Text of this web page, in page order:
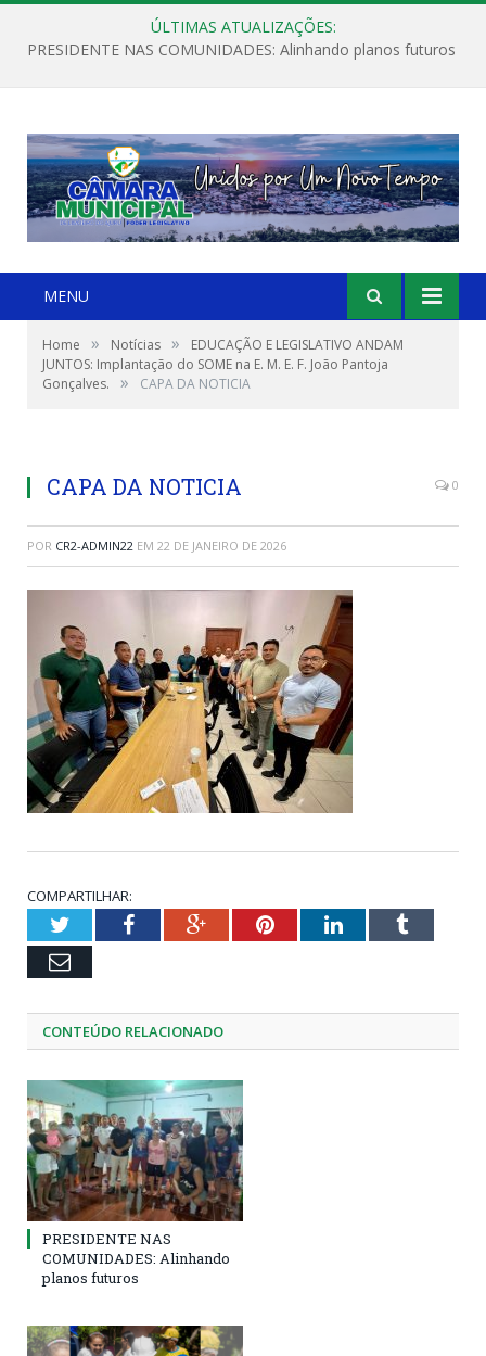
ÚLTIMAS ATUALIZAÇÕES:
PRESIDENTE NAS COMUNIDADES: Alinhando planos futuros
MENU
Home » Notícias »
EDUCAÇÃO E LEGISLATIVO ANDAM
JUNTOS: Implantação do SOME na E. M. E. F. João Pantoja
Gonçalves.
» CAPA DA NOTICIA
CAPA DA NOTICIA 0
POR CR2-ADMIN22 EM 22 DE JANEIRO DE 2026
COMPARTILHAR:
TwitterFacebookGoogle+PinterestLinkedInTumblr
Email
CONTEÚDO RELACIONADO
PRESIDENTE NAS
COMUNIDADES: Alinhando
planos futuros